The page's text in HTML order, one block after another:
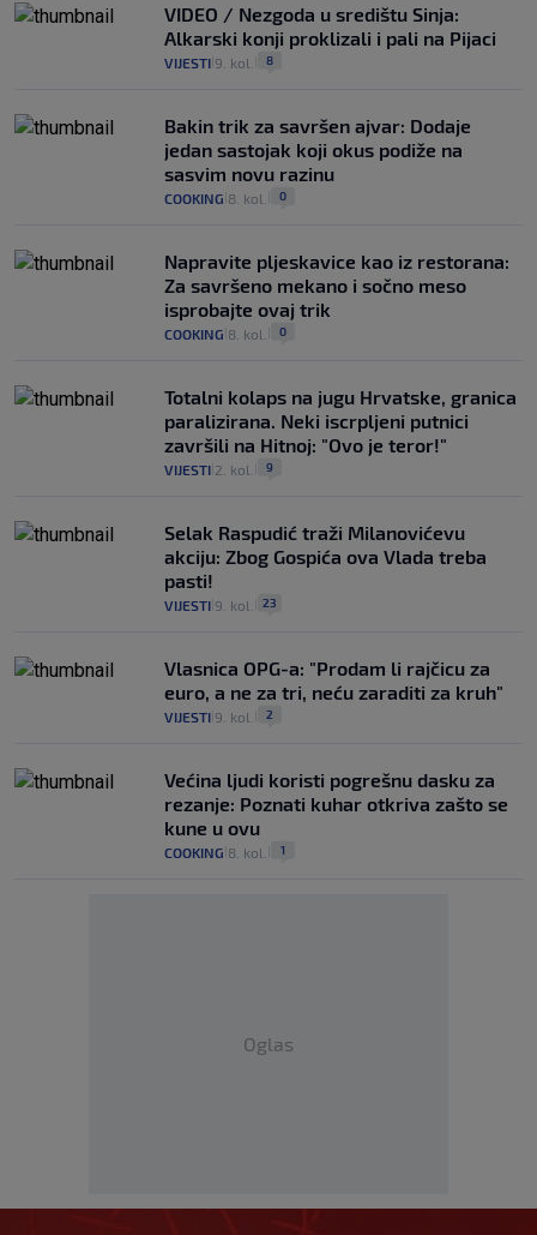
VIDEO / Nezgoda u središtu Sinja:
Alkarski konji proklizali i pali na Pijaci
VIJESTI 9. kol. 8
Bakin trik za savršen ajvar: Dodaje
jedan sastojak koji okus podiže na
sasvim novu razinu
COOKING 8. kol. 0
Napravite pljeskavice kao iz restorana:
Za savršeno mekano i sočno meso
isprobajte ovaj trik
COOKING 8. kol. 0
Totalni kolaps na jugu Hrvatske, granica
paralizirana. Neki iscrpljeni putnici
završili na Hitnoj: "Ovo je teror!"
VIJESTI 2. kol. 9
Selak Raspudić traži Milanovićevu
akciju: Zbog Gospića ova Vlada treba
pasti!
VIJESTI 9. kol. 23
Vlasnica OPG-a: "Prodam li rajčicu za
euro, a ne za tri, neću zaraditi za kruh"
VIJESTI 9. kol. 2
Većina ljudi koristi pogrešnu dasku za
rezanje: Poznati kuhar otkriva zašto se
kune u ovu
COOKING 8. kol. 1
Oglas